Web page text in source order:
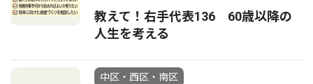
教えて！右手代表136 60歳以降の
人生を考える
中区・西区・南区